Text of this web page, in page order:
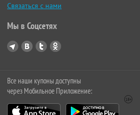
Связаться с нами
Мы в Соцсетях
Все наши купоны доступны
через Мобильное Приложение: